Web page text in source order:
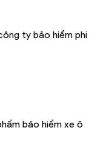
ty bảo hiểm phi
bảo hiểm xe ô